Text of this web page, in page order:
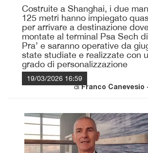
Costruite a Shanghai, i due
125 metri hanno impiegato
per arrivare a destinazione
montate al terminal Psa Sech
Pra’ e saranno operative da
state studiate e realizzate con
grado di personalizzazione
19/03/2026 16:59
diFranco Canevesio